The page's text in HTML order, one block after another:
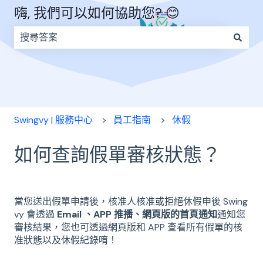
嗨, 我們可以如何協助您? 😊
因為搜尋欄位空白，因此沒有建議。
Swingvy | 服務中心 員工指南 休假
如何查詢假單審核狀態？
當您送出假單申請後，核准人核准或拒絕休假申後 Swing
vy 會透過 Email 、 APP 推播、網頁版的首頁通知通知您
審核結果，您也可透過網頁版和 APP 查看所有假單的核
准狀態以及休假紀錄唷！